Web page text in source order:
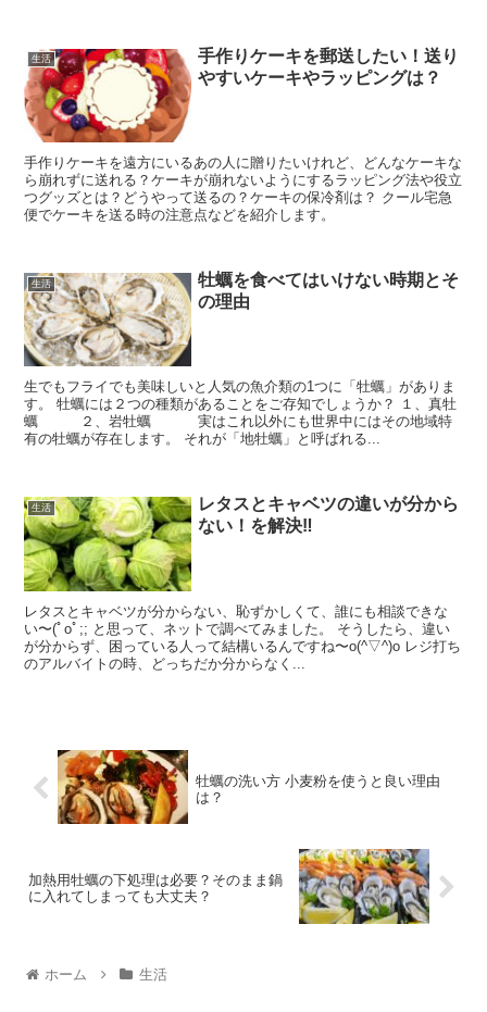
生活
手作りケーキを郵送したい！送り
やすいケーキやラッピングは？
手作りケーキを遠方にいるあの人に贈りたいけれど、どんなケーキな
ら崩れずに送れる？ケーキが崩れないようにするラッピング法や役立
つグッズとは？どうやって送るの？ケーキの保冷剤は？ クール宅急
便でケーキを送る時の注意点などを紹介します。
生活
牡蠣を食べてはいけない時期とそ
の理由
生でもフライでも美味しいと人気の魚介類の1つに「牡蠣」がありま
す。 牡蠣には２つの種類があることをご存知でしょうか？ １、真牡
蠣 ２、岩牡蠣 実はこれ以外にも世界中にはその地域特
有の牡蠣が存在します。 それが「地牡蠣」と呼ばれる...
生活
レタスとキャベツの違いが分から
ない！を解決‼
レタスとキャベツが分からない、恥ずかしくて、誰にも相談できな
い〜(ﾟoﾟ;; と思って、ネットで調べてみました。 そうしたら、違い
が分からず、困っている人って結構いるんですね〜o(^▽^)o レジ打ち
のアルバイトの時、どっちだか分からなく...
牡蠣の洗い方 小麦粉を使うと良い理由
は？
加熱用牡蠣の下処理は必要？そのまま鍋
に入れてしまっても大丈夫？
ホーム 生活